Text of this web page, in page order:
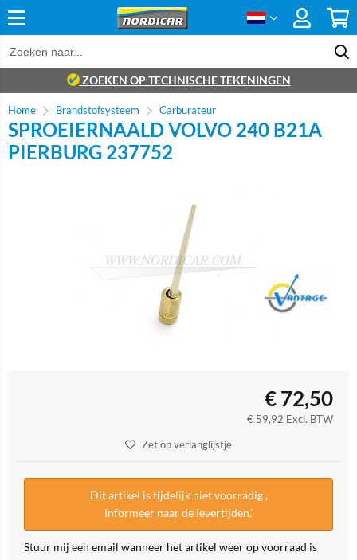
ZOEKEN OP TECHNISCHE TEKENINGEN
Home Brandstofsysteem Carburateur
SPROEIERNAALD VOLVO 240 B21A
PIERBURG 237752
Brand
€72,50
€ 59,92 Excl. BTW
Zet op verlanglijstje
Dit artikel is tijdelijk niet voorradig ,
Informeer naar de levertijden.'
Stuur mij een email wanneer het artikel weer op voorraad is